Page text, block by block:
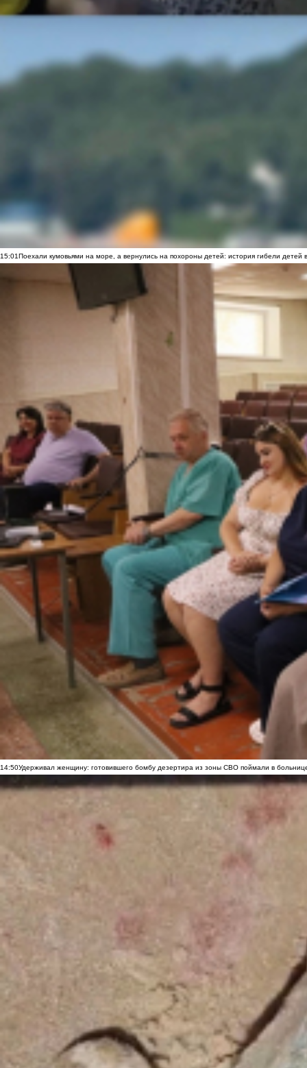
15:01Поехали кумовьями на море, а вернулись на похороны детей: история гибели детей
14:50Удерживал женщину: готовившего бомбу дезертира из зоны СВО поймали в